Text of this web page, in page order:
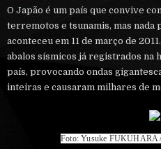
O Japão é um país que convive
terremotos e tsunamis, mas
aconteceu em 11 de março de
abalos sísmicos já registrados na
país, provocando ondas
inteiras e causaram milhares de
Foto: Yusuke FUKUHARA